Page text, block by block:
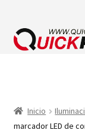
Inicio
marcador LED de